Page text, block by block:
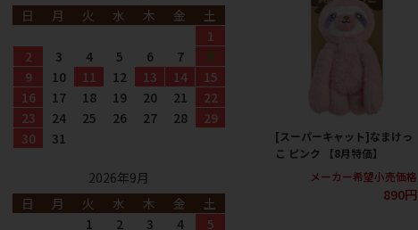
[スーパーキャット]なまけっ
こ ピンク 【8月特価】
メーカー希望小売価格
890円
日
月 火 水 木 金
土
1
2
3 4 5 6 7
8
9
10 11 12 13 14
15
16
17 18 19 20 21
22
23
24 25 26 27 28
29
30
31
2026年9月
日
月 火 水 木 金
土
1
2 3 4 5